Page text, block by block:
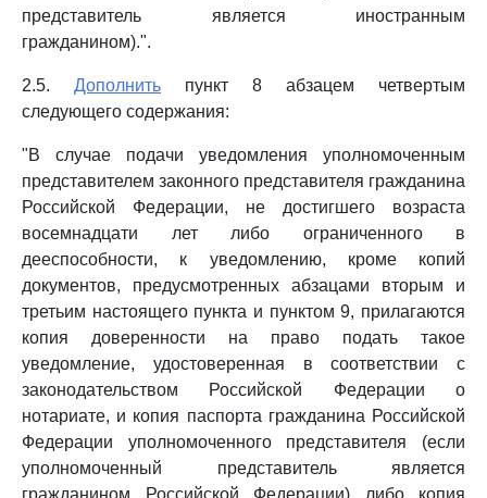
представитель является иностранным
гражданином).".
2.5. Дополнить пункт 8 абзацем четвертым
следующего содержания:
"В случае подачи уведомления уполномоченным
представителем законного представителя гражданина
Российской Федерации, не достигшего возраста
восемнадцати лет либо ограниченного в
дееспособности, к уведомлению, кроме копий
документов, предусмотренных абзацами вторым и
третьим настоящего пункта и пунктом 9, прилагаются
копия доверенности на право подать такое
уведомление, удостоверенная в соответствии с
законодательством Российской Федерации о
нотариате, и копия паспорта гражданина Российской
Федерации уполномоченного представителя (если
уполномоченный представитель является
гражданином Российской Федерации) либо копия